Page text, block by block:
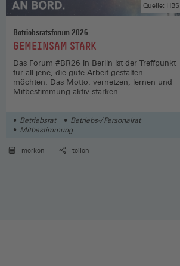
Betriebsratsforum 2026
:GEMEINSAM STARK
Quelle: HBS
Das Forum #BR26 in Berlin ist der Treffpunkt
für all jene, die gute Arbeit gestalten
möchten. Das Motto: vernetzen, lernen und
Mitbestimmung aktiv stärken.
Betriebsrat
Betriebs-/ Personalrat
Mitbestimmung
merken teilen